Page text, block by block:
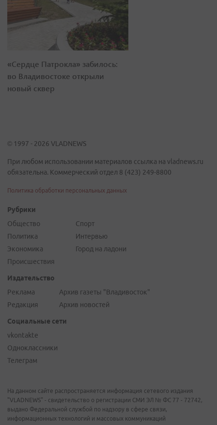
«Сердце Патрокла» забилось:
во Владивостоке открыли
новый сквер
© 1997 - 2026 VLADNEWS
При любом использовании материалов ссылка на vladnews.ru
обязательна. Коммерческий отдел 8 (423) 249-8800
Политика обработки персональных данных
Рубрики
Общество
Политика
Экономика
Происшествия
Спорт
Интервью
Город на ладони
Издательство
Реклама
Редакция
Архив газеты "Владивосток"
Архив новостей
Социальные сети
vkontakte
Одноклассники
Телеграм
На данном сайте распространяется информация сетевого издания
"VLADNEWS" - свидетельство о регистрации СМИ ЭЛ № ФС 77 - 72742,
выдано Федеральной службой по надзору в сфере связи,
информационных технологий и массовых коммуникаций